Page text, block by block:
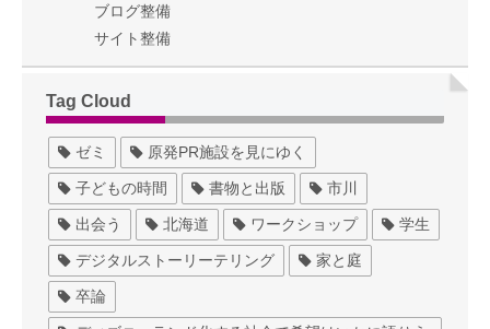
ブログ整備
サイト整備
Tag Cloud
ゼミ 原発PR施設を見にゆく
子どもの時間 書物と出版 市川
出会う 北海道 ワークショップ 学生
デジタルストーリーテリング 家と庭
卒論